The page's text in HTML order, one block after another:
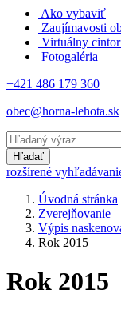
Ako vybaviť
Zaujímavosti
Virtuálny
Fotogaléria
+421 486 179 360
obec@horna-lehota.sk
Hľadať
rozšírené
Úvodná stránka
Zverejňovanie
Výpis
Rok 2015
Rok 2015